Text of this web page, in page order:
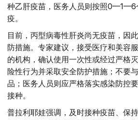
种乙肝疫苗，医务人员则按照0—1—6
疫。
目前，丙型病毒性肝炎尚无疫苗，因
防措施。专家建议，接受医疗和美容
的机构，确认使用一次性或经过严格
险性行为并采取安全防护措施；不要
品；医务人员则应严格落实感染防控
接种。
普拉利耶娃强调，及时接种疫苗、保